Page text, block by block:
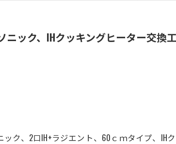
ニック、IHクッキングヒーター交換
ック、2口IH+ラジエント、 60ｃｍタイプ、IH